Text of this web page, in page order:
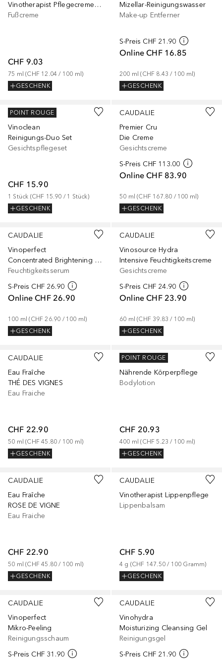
Vinotherapist Pflegecreme für schöne Füße
Fußcreme
CHF 9.03
75 ml (CHF 12.04 / 100 ml)
GESCHENK
Mizellar-Reinigungswasser
Make-up Entferner
S-Preis CHF 21.90
Online CHF 16.85
200 ml (CHF 8.43 / 100 ml)
GESCHENK
CAUDALIE
Vinoclean
Reinigungs-Duo Set
Gesichtspflegeset
CHF 15.90
1 Stück (CHF 15.90 / 1 Stück)
GESCHENK
POINT ROUGE
CAUDALIE
Premier Cru
Die Creme
Gesichtscreme
S-Preis CHF 113.00
Online CHF 83.90
50 ml (CHF 167.80 / 100 ml)
GESCHENK
CAUDALIE
Vinoperfect
Concentrated Brightening Glycolic Essence
Feuchtigkeitsserum
S-Preis CHF 26.90
Online CHF 26.90
100 ml (CHF 26.90 / 100 ml)
GESCHENK
CAUDALIE
Vinosource Hydra
Intensive Feuchtigkeitscreme
Gesichtscreme
S-Preis CHF 24.90
Online CHF 23.90
60 ml (CHF 39.83 / 100 ml)
GESCHENK
CAUDALIE
Eau Fraîche
THÉ DES VIGNES
Eau Fraiche
CHF 22.90
50 ml (CHF 45.80 / 100 ml)
GESCHENK
CAUDALIE
Nährende Körperpflege
Bodylotion
CHF 20.93
400 ml (CHF 5.23 / 100 ml)
GESCHENK
POINT ROUGE
CAUDALIE
Eau Fraîche
ROSE DE VIGNE
Eau Fraiche
CHF 22.90
50 ml (CHF 45.80 / 100 ml)
GESCHENK
CAUDALIE
Vinotherapist Lippenpflege
Lippenbalsam
CHF 5.90
4 g (CHF 147.50 / 100 Gramm)
GESCHENK
CAUDALIE
Vinoperfect
Mikro-Peeling
Reinigungsschaum
S-Preis CHF 31.90
CAUDALIE
Vinohydra
Moisturizing Cleansing Gel
Reinigungsgel
S-Preis CHF 21.90